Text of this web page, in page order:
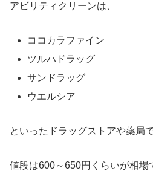
アビリティクリーンは、
ココカラファイン
ツルハドラッグ
サンドラッグ
ウエルシア
といったドラッグストアや薬局
値段は600～650円くらいが相場